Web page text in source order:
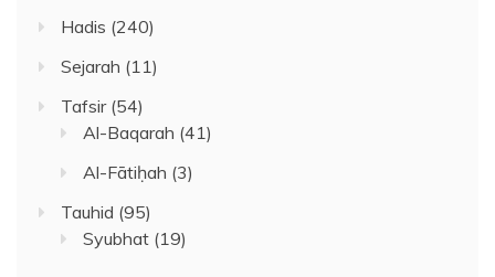
Hadis (240)
Sejarah (11)
Tafsir(54)
Al-Baqarah (41)
Al-Fātiḥah (3)
Tauhid (95)
Syubhat (19)